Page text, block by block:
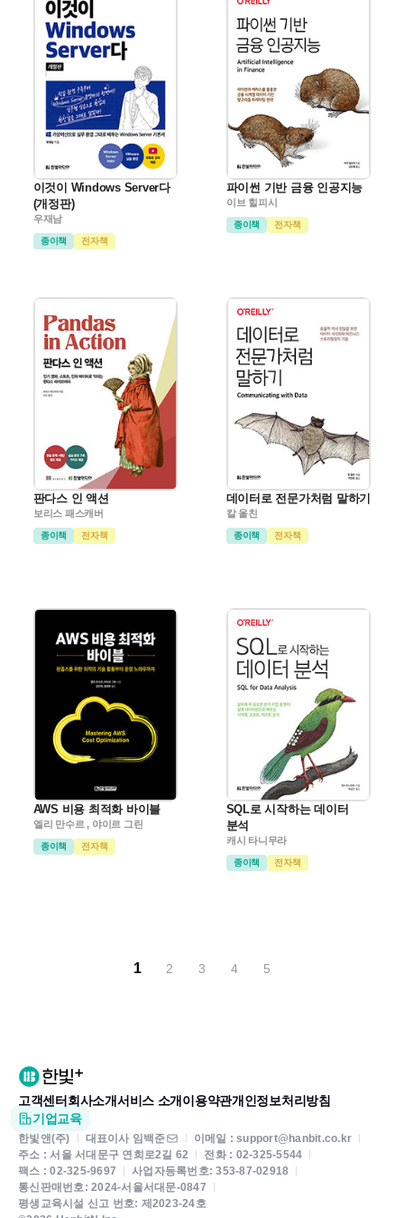
이것이 Windows Server다
(개정판)
우재남
종이책 전자책
파이썬 기반 금융 인공지능
이브 힐피시
종이책 전자책
판다스 인 액션
보리스 패스캐버
종이책 전자책
데이터로 전문가처럼 말하기
칼 올친
종이책 전자책
AWS 비용 최적화 바이블
엘리 만수르 , 야이르 그린
종이책 전자책
SQL로 시작하는 데이터
분석
캐시 타니무라
종이책 전자책
1 2 3 4 5
고객센터 회사소개서비스 소개 이용약관개인정보처리방침
기업교육
한빛앤(주) 대표이사 임백준
이메일 : support@hanbit.co.kr
주소 : 서울 서대문구 연희로2길 62
전화 : 02-325-5544
팩스 : 02-325-9697
사업자등록번호: 353-87-02918
통신판매번호: 2024-서울서대문-0847
평생교육시설 신고 번호: 제2023-24호